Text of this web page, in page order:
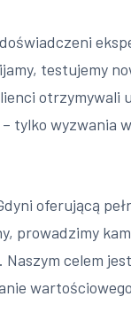
testujemy
otrzymywali
tylko wyzwania
oferującą
prowadzimy
celem